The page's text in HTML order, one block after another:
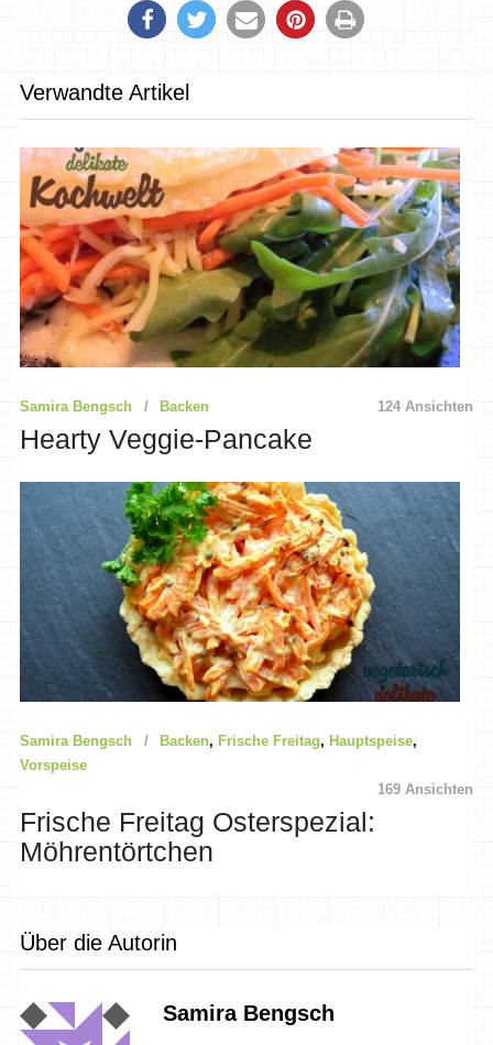
Verwandte Artikel
Samira Bengsch Backen 124 Ansichten
Hearty Veggie-Pancake
Samira Bengsch Backen, Frische Freitag, Hauptspeise,
Vorspeise
169 Ansichten
Frische Freitag Osterspezial:
Möhrentörtchen
Über die Autorin
Samira Bengsch